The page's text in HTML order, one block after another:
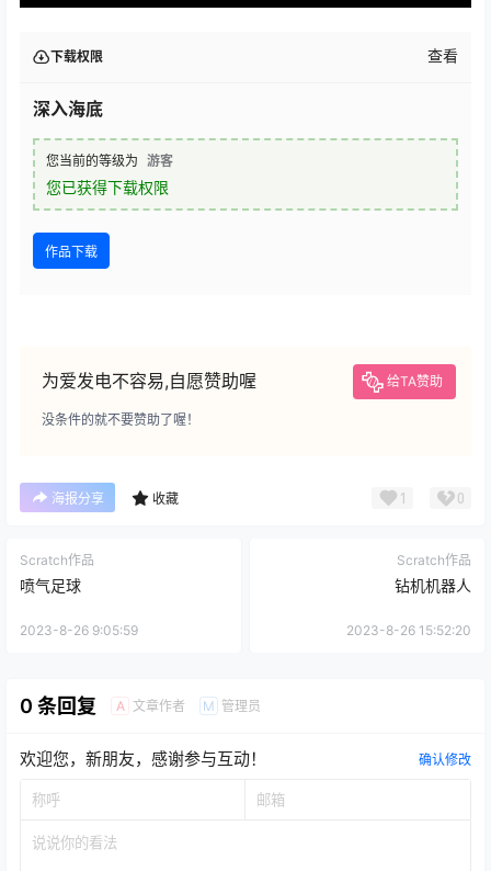
下载权限 查看
深入海底
您当前的等级为 游客
您已获得下载权限
作品下载
为爱发电不容易,自愿赞助喔 给TA赞助
没条件的就不要赞助了喔！
海报分享 收藏 1 0
Scratch作品
喷气足球
2023-8-26 9:05:59
Scratch作品
钻机机器人
2023-8-26 15:52:20
0 条回复 A 文章作者 M 管理员
欢迎您，新朋友，感谢参与互动！ 确认修改